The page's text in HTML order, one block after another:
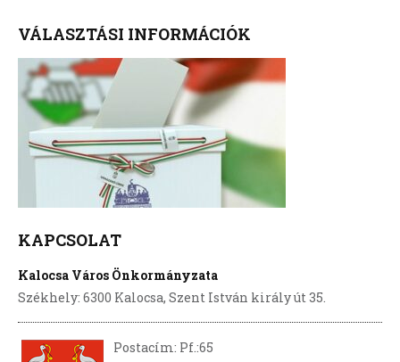
VÁLASZTÁSI INFORMÁCIÓK
KAPCSOLAT
Kalocsa Város Önkormányzata
Székhely: 6300 Kalocsa, Szent István király út 35.
Postacím: Pf.:65